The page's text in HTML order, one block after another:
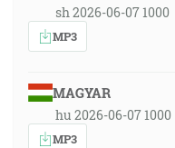
sh 2026-06-07 1000
MP3
MAGYAR
hu 2026-06-07 1000
MP3